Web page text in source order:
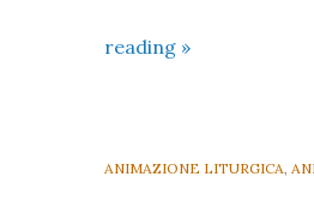
reading XXXI
Ordinario
»
ANIMAZIONE LITURGICA